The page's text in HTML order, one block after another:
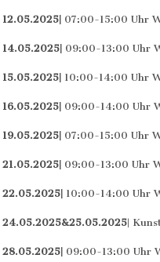
12.05.2025| 07:00-15:00 Uhr
14.05.2025| 09:00-13:00 Uhr
15.05.2025| 10:00-14:00 Uhr
16.05.2025| 09:00-14:00 Uhr
19.05.2025| 07:00-15:00 Uhr
21.05.2025| 09:00-13:00 Uhr
22.05.2025| 10:00-14:00 Uhr
24.05.2025&25.05.2025|
28.05.2025| 09:00-13:00 Uhr